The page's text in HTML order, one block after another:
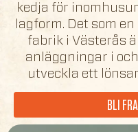
kedja för
lagform. Det som
fabrik i Västerås
anläggningar i
utveckla ett
BLI